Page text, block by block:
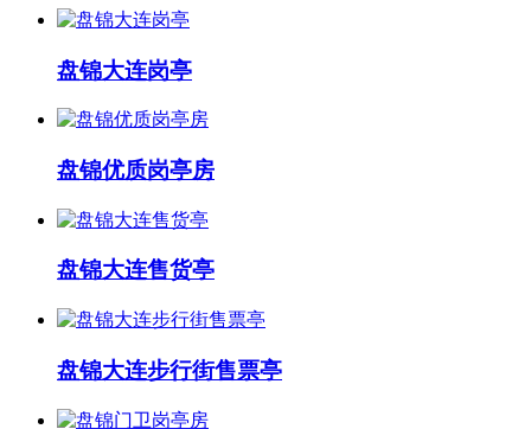
盘锦大连岗亭
盘锦优质岗亭房
盘锦大连售货亭
盘锦大连步行街售票亭